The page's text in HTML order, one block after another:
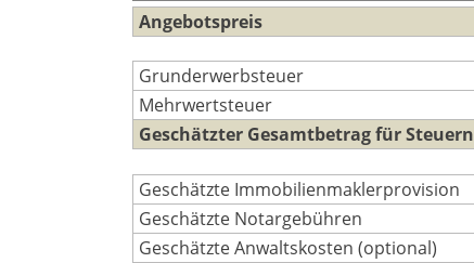
Angebotspreis
Grunderwerbsteuer
Mehrwertsteuer
Geschätzter Gesamtbetrag für Steuern
Geschätzte Immobilienmaklerprovision
Geschätzte Notargebühren
Geschätzte Anwaltskosten (optional)